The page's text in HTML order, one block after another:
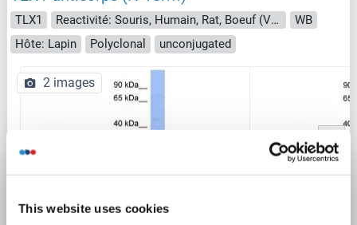
This website uses cookies
TLX1 Reactivité: Souris, Humain, Rat, Boeuf (Vache), Chien, Lapin, Cobaye
WB
Hôte: Lapin
Polyclonal unconjugated
2 images